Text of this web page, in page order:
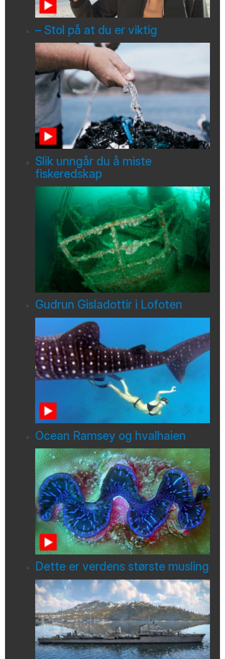
– Stol på at du er viktig
Slik unngår du å miste
fiskeredskap
Gudrun Gisladottir i Lofoten
Ocean Ramsey og hvalhaien
Dette er verdens største musling